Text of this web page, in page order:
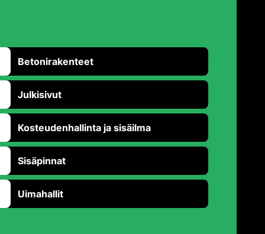
Betonirakenteet
Julkisivut
Kosteudenhallinta ja sisäilma
Sisäpinnat
Uimahallit